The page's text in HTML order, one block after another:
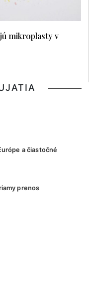
mikroplasty v
a čiastočné
prenos